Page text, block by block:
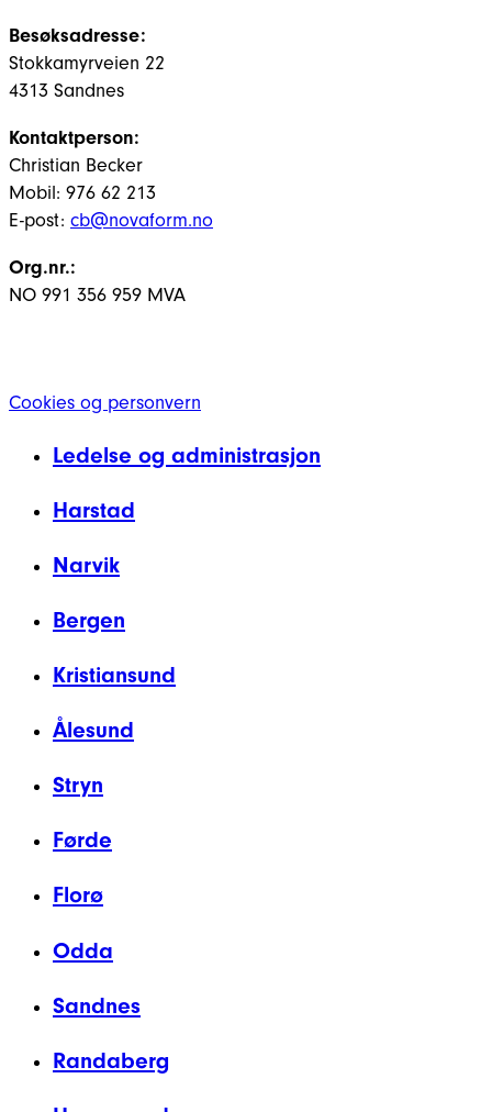
Besøksadresse:
Stokkamyrveien 22
4313 Sandnes
Kontaktperson:
Christian Becker
Mobil: 976 62 213
E-post: cb@novaform.no
Org.nr.:
NO 991 356 959 MVA
Cookies og personvern
Ledelse og administrasjon
Harstad
Narvik
Bergen
Kristiansund
Ålesund
Stryn
Førde
Florø
Odda
Sandnes
Randaberg